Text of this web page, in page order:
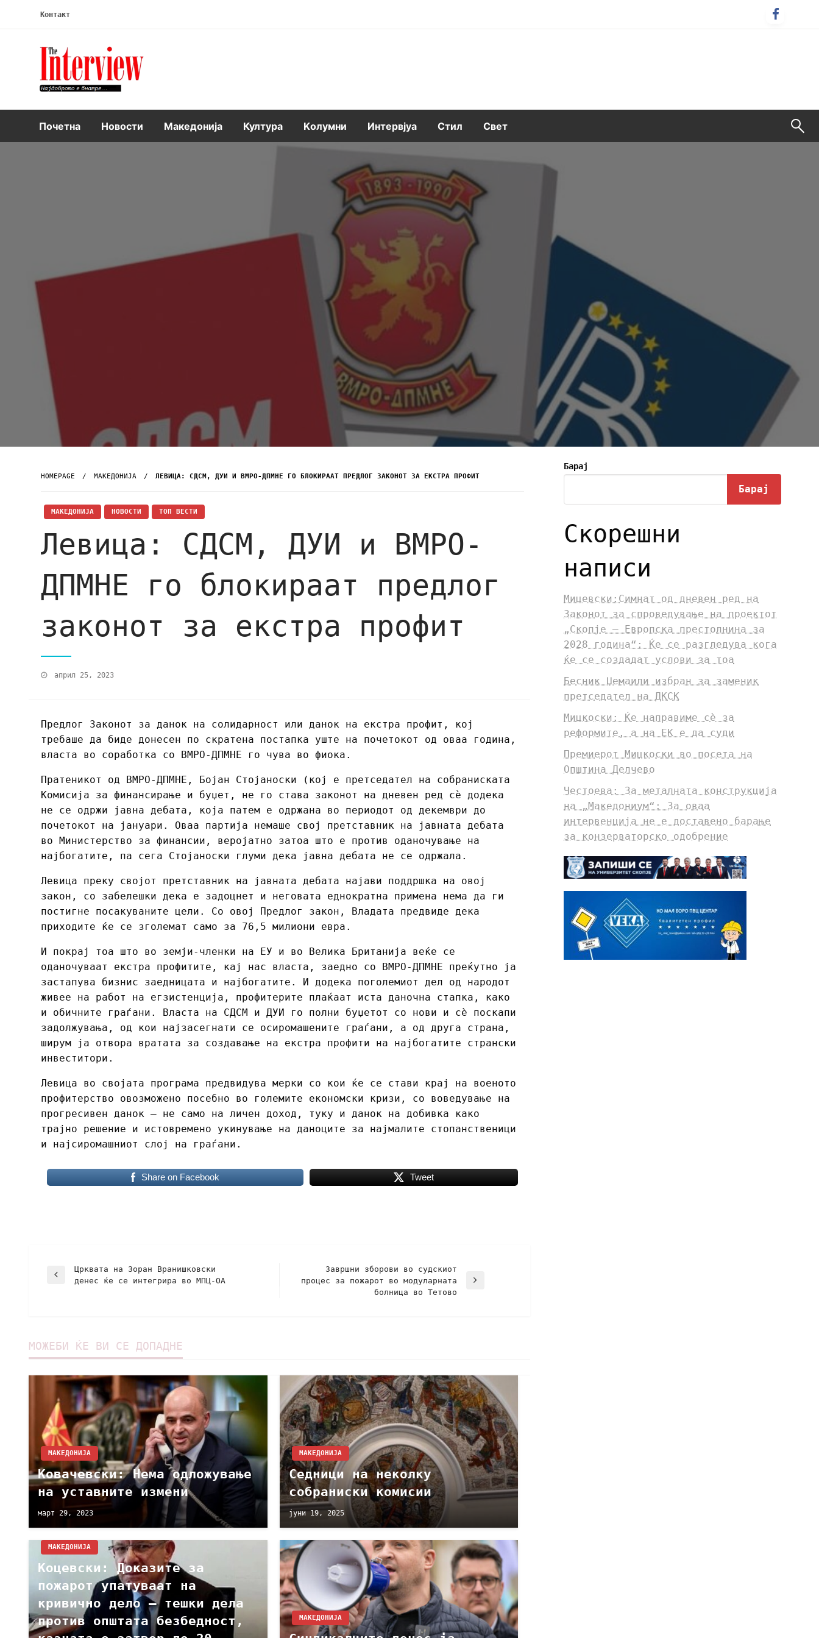
Контакт
Интервју
Почетна Новости Македонија Култура Kолумни Интервјуа Стил Свет
HOMEPAGE МАКЕДОНИЈА ЛЕВИЦА: СДСМ, ДУИ И ВМРО-ДПМНЕ ГО БЛОКИРААТ ПРЕДЛОГ ЗАКОНОТ ЗА ЕКСТРА ПРОФИТ
МАКЕДОНИЈА НОВОСТИ ТОП ВЕСТИ
Левица: СДСМ, ДУИ и ВМРО-
ДПМНЕ го блокираат предлог
законот за екстра профит
април 25, 2023
Предлог Законот за данок на солидарност или данок на екстра профит, кој
требаше да биде донесен по скратена постапка уште на почетокот од оваа година,
власта во соработка со ВМРО-ДПМНЕ го чува во фиока.
Пратеникот од ВМРО-ДПМНЕ, Бојан Стојаноски (кој е претседател на собраниската
Комисија за финансирање и буџет, не го става законот на дневен ред сѐ додека
не се одржи јавна дебата, која патем е одржана во периодот од декември до
почетокот на јануари. Оваа партија немаше свој претставник на јавната дебата
во Министерство за финансии, веројатно затоа што е против оданочување на
најбогатите, па сега Стојаноски глуми дека јавна дебата не се одржала.
Левица преку својот претставник на јавната дебата најави поддршка на овој
закон, со забелешки дека е задоцнет и неговата еднократна примена нема да ги
постигне посакуваните цели. Со овој Предлог закон, Владата предвиде дека
приходите ќе се зголемат само за 76,5 милиони евра.
И покрај тоа што во земји-членки на ЕУ и во Велика Британија веќе се
оданочуваат екстра профитите, кај нас власта, заедно со ВМРО-ДПМНЕ преќутно ја
застапува бизнис заедницата и најбогатите. И додека поголемиот дел од народот
живее на работ на егзистенција, профитерите плаќаат иста даночна стапка, како
и обичните граѓани. Власта на СДСМ и ДУИ го полни буџетот со нови и сѐ поскапи
задолжувања, од кои најзасегнати се осиромашените граѓани, а од друга страна,
ширум ја отвора вратата за создавање на екстра профити на најбогатите странски
инвеститори.
Левица во својата програма предвидува мерки со кои ќе се стави крај на военото
профитерство овозможено посебно во големите економски кризи, со воведување на
прогресивен данок – не само на личен доход, туку и данок на добивка како
трајно решение и истовремено укинување на даноците за најмалите стопанственици
и најсиромашниот слој на граѓани.
Share on Facebook Tweet
Црквата на Зоран Вранишковски
денес ќе се интегрира во МПЦ-ОА
Завршни зборови во судскиот
процес за пожарот во модуларната
болница во Тетово
МОЖЕБИ ЌЕ ВИ СЕ ДОПАДНЕ
МАКЕДОНИЈА
Ковачевски: Нема одложување
на уставните измени
март 29, 2023
МАКЕДОНИЈА
Седници на неколку
собраниски комисии
јуни 19, 2025
МАКЕДОНИЈА
Koцевски: Доказите за
пожарот упатуваат на
кривично дело – тешки дела
против општата безбедност,
МАКЕДОНИЈА
Барај
Барај
Скорешни
написи
Мицевски:Симнат од дневен ред на
Законот за спроведување на проектот
„Скопје – Европска престолнина за
2028 година“: Ќе се разгледува кога
ќе се создадат услови за тоа
Бесник Џемаили избран за заменик
претседател на ДКСК
Мицкоски: Ќе направиме сè за
реформите, а на ЕК е да суди
Премиерот Мицкоски во посета на
Општина Делчево
Честоева: За металната конструкција
на „Македониум“: За оваа
интервенција не е доставено барање
за конзерваторско одобрение